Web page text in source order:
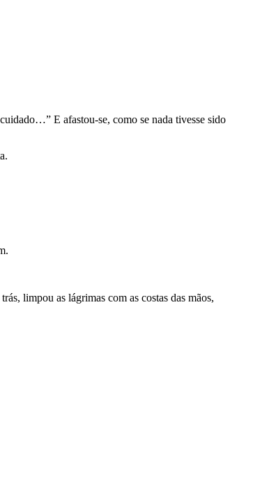
E afastou-se, como se nada tivesse sido
limpou as lágrimas com as costas das mãos,